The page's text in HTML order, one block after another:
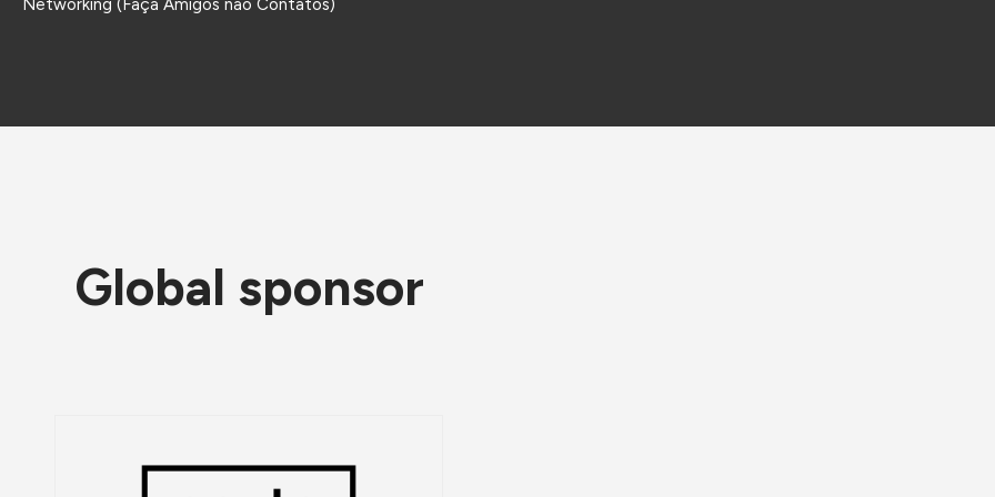
Networking (Faça Amigos não Contatos)
Global sponsor